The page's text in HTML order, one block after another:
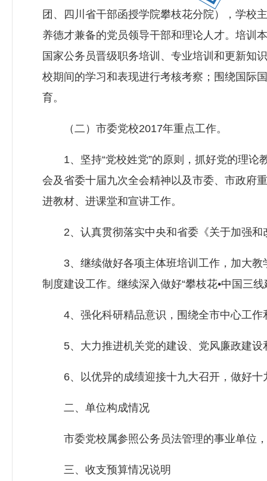
团、四川省干部函授学院攀枝花分院），学校
养德才兼备的党员领导干部和理论人才。培训
国家公务员晋级职务培训、专业培训和更新知
校期间的学习和表现进行考核考察；围绕国际
育。
（二）市委党校2017年重点工作。
1、坚持“党校姓党”的原则，抓好党的理论
会及省委十届九次全会精神以及市委、市政府
进教材、进课堂和宣讲工作。
2、认真贯彻落实中央和省委《关于加强和
3、继续做好各项主体班培训工作，加大教
制度建设工作。继续深入做好“攀枝花•中国三
4、强化科研精品意识，围绕全市中心工作
5、大力推进机关党的建设、党风廉政建设
6、以优异的成绩迎接十九大召开，做好十
二、单位构成情况
市委党校属参照公务员法管理的事业单位
三、收支预算情况说明